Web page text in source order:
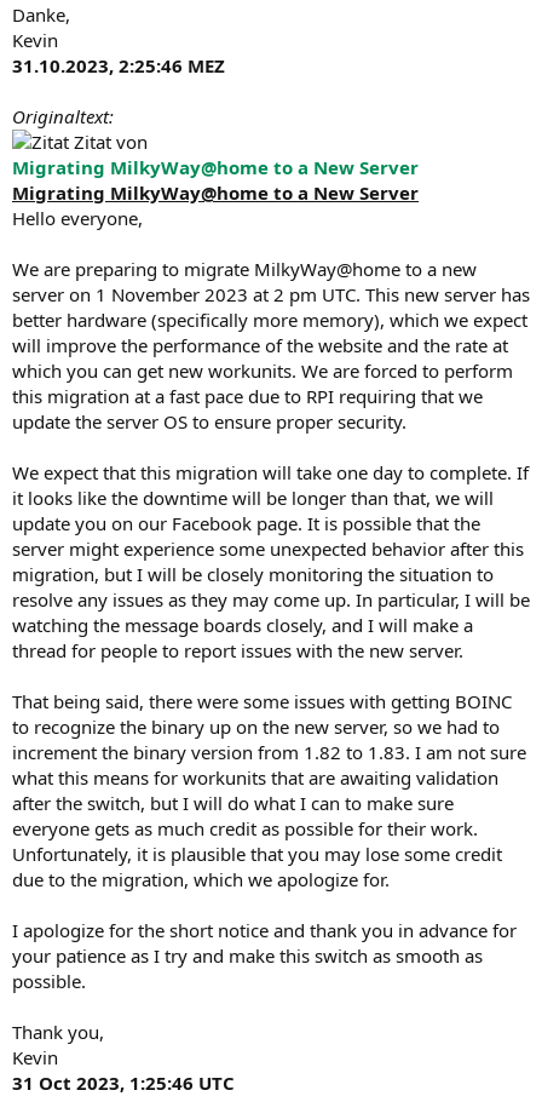
Danke,
Kevin
31.10.2023, 2:25:46 MEZ
Originaltext:
Zitat von
Migrating MilkyWay@home to a New Server
Migrating MilkyWay@home to a New Server
Hello everyone,
We are preparing to migrate MilkyWay@home to a new
server on 1 November 2023 at 2 pm UTC. This new server has
better hardware (specifically more memory), which we expect
will improve the performance of the website and the rate at
which you can get new workunits. We are forced to perform
this migration at a fast pace due to RPI requiring that we
update the server OS to ensure proper security.
We expect that this migration will take one day to complete. If
it looks like the downtime will be longer than that, we will
update you on our Facebook page. It is possible that the
server might experience some unexpected behavior after this
migration, but I will be closely monitoring the situation to
resolve any issues as they may come up. In particular, I will be
watching the message boards closely, and I will make a
thread for people to report issues with the new server.
That being said, there were some issues with getting BOINC
to recognize the binary up on the new server, so we had to
increment the binary version from 1.82 to 1.83. I am not sure
what this means for workunits that are awaiting validation
after the switch, but I will do what I can to make sure
everyone gets as much credit as possible for their work.
Unfortunately, it is plausible that you may lose some credit
due to the migration, which we apologize for.
I apologize for the short notice and thank you in advance for
your patience as I try and make this switch as smooth as
possible.
Thank you,
Kevin
31 Oct 2023, 1:25:46 UTC